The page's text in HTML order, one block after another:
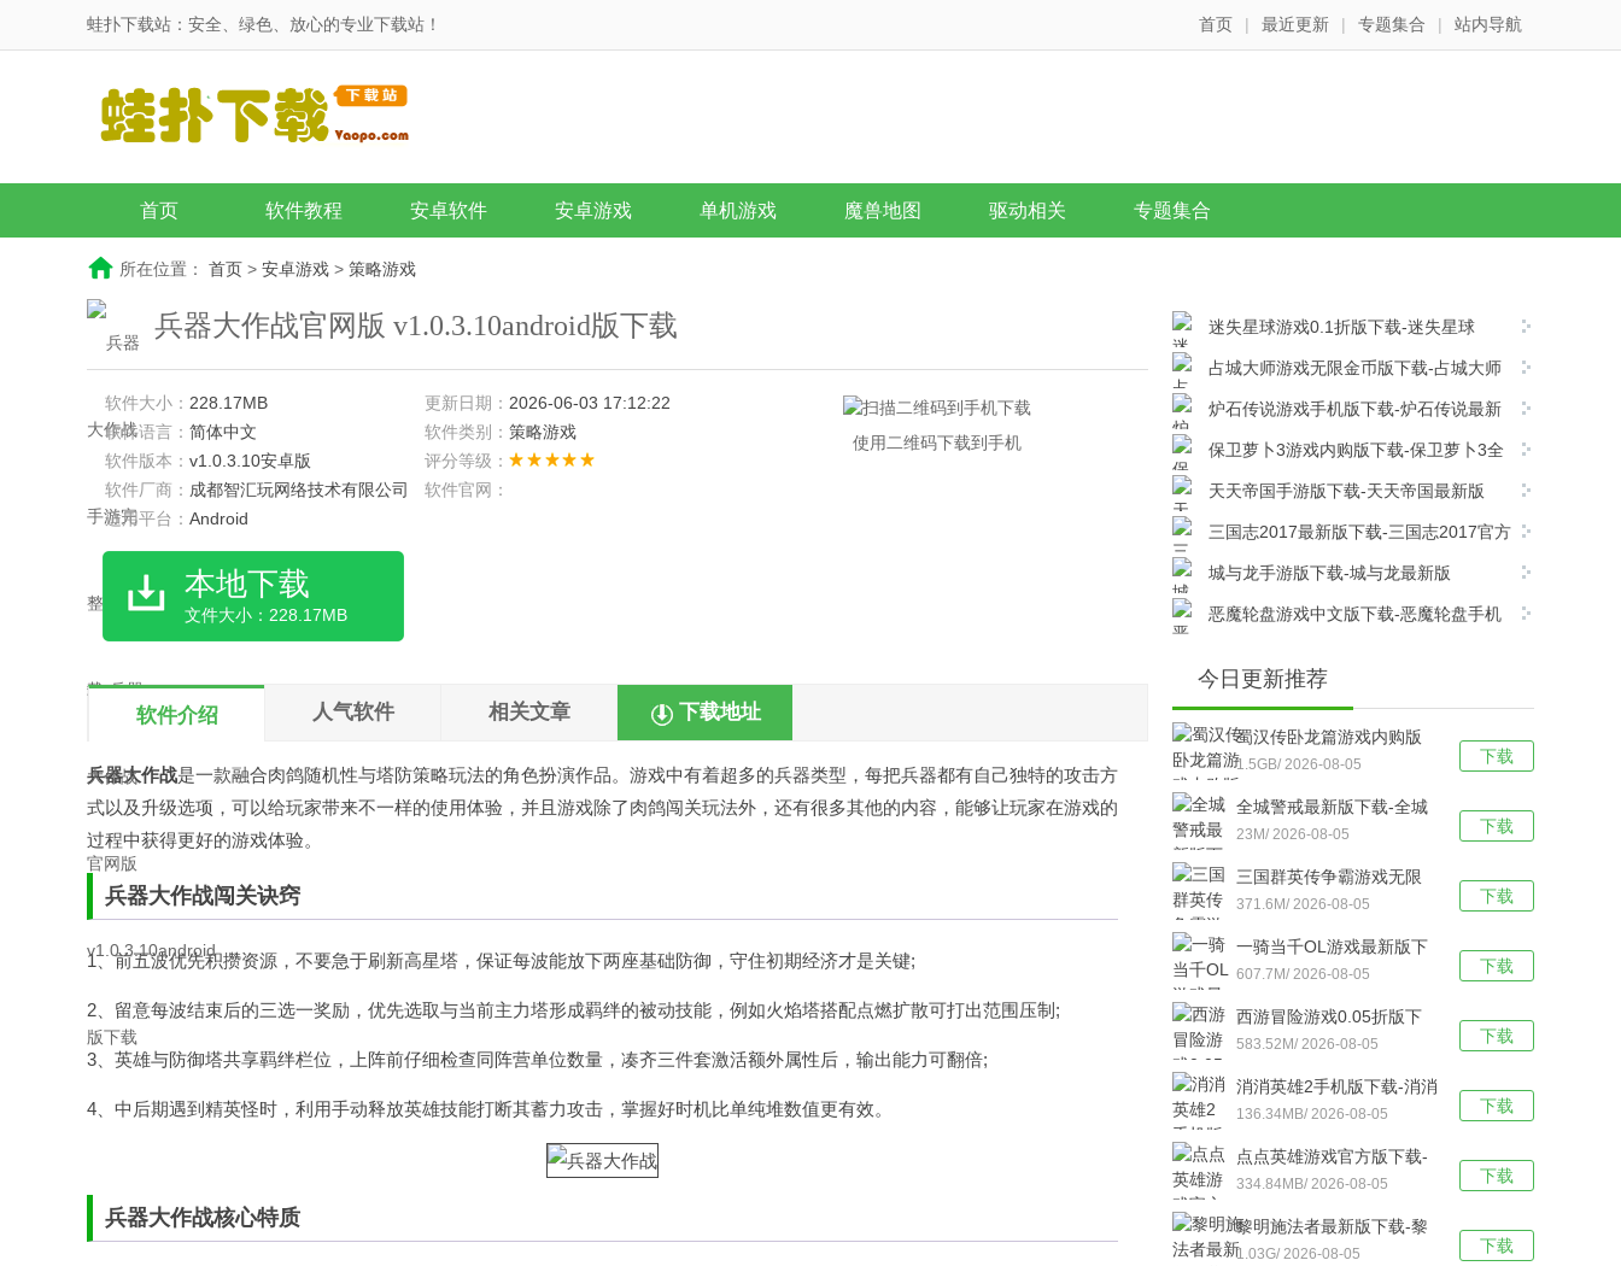
蛙扑下载站：安全、绿色、放心的专业下载站！ 首页 | 最近更新 | 专题集合 | 站内导航
首页 软件教程 安卓软件 安卓游戏 单机游戏 魔兽地图 驱动相关 专题集合
所在位置： 首页 > 安卓游戏 > 策略游戏
兵器大作战官网版 v1.0.3.10android版下载
软件大小： 228.17MB 更新日期： 2026-06-03 17:12:22
软件语言： 简体中文 软件类别： 策略游戏
软件版本： v1.0.3.10安卓版
评分等级：
软件厂商： 成都智汇玩网络技术有限公司
软件官网：
适用平台： Android
本地下载
文件大小：228.17MB
使用二维码下载到手机
软件介绍 人气软件 相关文章 下载地址
兵器大作战是一款融合肉鸽随机性与塔防策略玩法的角色扮演作品。游戏中有着超多的兵器类型，每把兵器都有自己独特的攻击方
式以及升级选项，可以给玩家带来不一样的使用体验，并且游戏除了肉鸽闯关玩法外，还有很多其他的内容，能够让玩家在游戏的
过程中获得更好的游戏体验。
兵器大作战闯关诀窍
1、前五波优先积攒资源，不要急于刷新高星塔，保证每波能放下两座基础防御，守住初期经济才是关键;
2、留意每波结束后的三选一奖励，优先选取与当前主力塔形成羁绊的被动技能，例如火焰塔搭配点燃扩散可打出范围压制;
3、英雄与防御塔共享羁绊栏位，上阵前仔细检查同阵营单位数量，凑齐三件套激活额外属性后，输出能力可翻倍;
4、中后期遇到精英怪时，利用手动释放英雄技能打断其蓄力攻击，掌握好时机比单纯堆数值更有效。
兵器大作战核心特质
迷失星球游戏0.1折版下载-迷失星球
v1.0.0安卓版下载
占城大师游戏无限金币版下载-占城大师
免费版 v1.00安卓版下载
炉石传说游戏手机版下载-炉石传说最新
版 v36.0.246003安卓版下载
保卫萝卜3游戏内购版下载-保卫萝卜3全
解锁版 v6.2.0安卓版下载
天天帝国手游版下载-天天帝国最新版
V1.9.13安卓版下载
三国志2017最新版下载-三国志2017官方
版v6.8.0安卓版下载
城与龙手游版下载-城与龙最新版
v12.5.1.0安卓版下载
恶魔轮盘游戏中文版下载-恶魔轮盘手机
今日更新推荐
下载
蜀汉传卧龙篇游戏内购版
下载-蜀汉传卧龙篇
v100.22.0安卓版下载
1.5GB/ 2026-08-05
下载
全城警戒最新版下载-全城
警戒（0.1折版） v1.0安卓
23M/ 2026-08-05
下载
三国群英传争霸游戏无限
元宝版下载-三国群英传争
霸最新版 V1.26.1安卓版下
371.6M/ 2026-08-05
下载
一骑当千OL游戏最新版下
载-一骑当千OL手游版
V2.4.3安卓版下载
607.7M/ 2026-08-05
下载
西游冒险游戏0.05折版下
载-西游冒险手游版 v1.0.1
安卓版下载
583.52M/ 2026-08-05
下载
消消英雄2手机版下载-消消
英雄2官方版 v1.2.26安卓
版下载
136.34MB/ 2026-08-05
下载
点点英雄游戏官方版下载-
点点英雄手机版 v1.0.2安
卓版下载
334.84MB/ 2026-08-05
下载
黎明施法者最新版下载-黎
明施法者汉化版 v1.19.001
1.03G/ 2026-08-05